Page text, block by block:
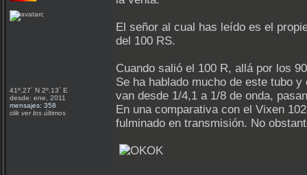
41º.27´ N 2º.13´ E
desde: ene, 2011
mensajes: 358
clik ver los últimos
El señor al cual has leído es el
del 100 RS.
Cuando salió el 100 R, allá por los
Se ha hablado mucho de este tubo
van desde 1/4,1 a 1/8 de onda,
En una comparativa con el Vixen
fulminado en transmisión. No